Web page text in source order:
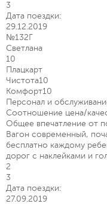
3
Дата поездки:
29.12.2019
№132Г
Светлана
10
Плацкарт
Чистота10
Комфорт10
Персонал и
Соотношение цена/
Общее впечатление от
Вагон современный,
бесплатно каждому
дорог с наклейками и
2
3
Дата поездки:
27.09.2019